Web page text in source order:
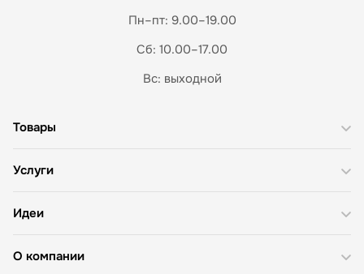
Пн–пт: 9.00–19.00
Сб: 10.00–17.00
Вс: выходной
О компании
Товары
Услуги
Идеи